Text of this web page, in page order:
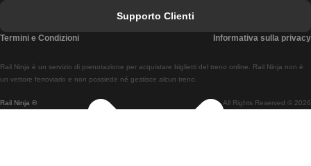
Treni Da Lisbon A Braga
Treni Da Braga A Lisbona
Rail Ninja ® All Rights Reserved © 2026
Rail Ninja è un servizio di prenotazione per acquistare biglietti del treno online. Rail Ninja non è
un vettore ferroviario e non possiede né gestisce alcun treno.
Supporto Clienti
Termini e Condizioni Informativa sulla privacy